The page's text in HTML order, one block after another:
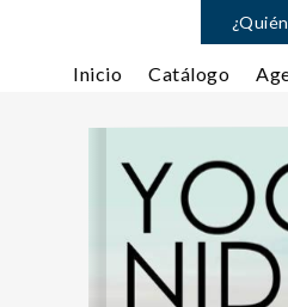
Inicio Catálogo